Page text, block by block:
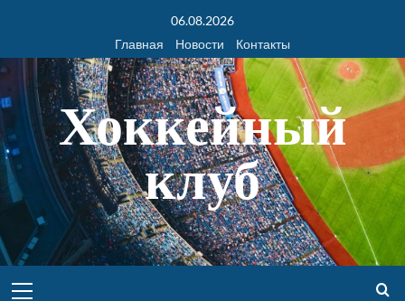
06.08.2026
Главная
Новости Контакты
Хоккейный
клуб